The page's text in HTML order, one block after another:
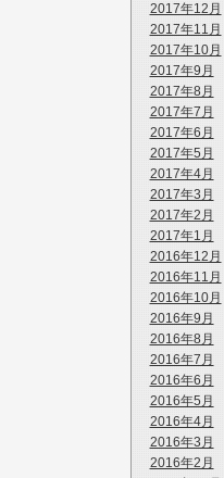
2017年12月
2017年11月
2017年10月
2017年9月
2017年8月
2017年7月
2017年6月
2017年5月
2017年4月
2017年3月
2017年2月
2017年1月
2016年12月
2016年11月
2016年10月
2016年9月
2016年8月
2016年7月
2016年6月
2016年5月
2016年4月
2016年3月
2016年2月